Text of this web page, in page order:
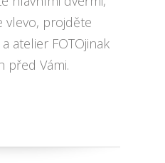
vlevo, projděte
atelier FOTOjinak
před Vámi.